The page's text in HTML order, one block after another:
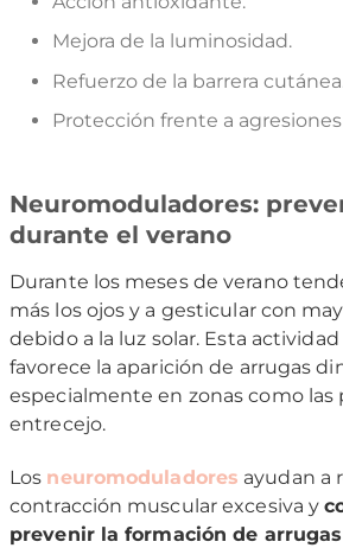
Mejora de la luminosidad.
Refuerzo de la barrera
Protección frente a
Neuromoduladores:
durante el verano
Durante los meses de verano
más los ojos y a gesticular con
debido a la luz solar. Esta
favorece la aparición de arrugas
especialmente en zonas como las
entrecejo.
Los neuromoduladores ayudan a
contracción muscular excesiva y
prevenir la formación de